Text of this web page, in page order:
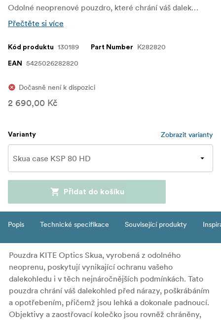
Odolné neoprenové pouzdro, které chrání váš dalekohled.
Přečtěte si více
Kód produktu 130189 Part Number K282820
EAN 5425026282820
Dočasně není k dispozici
2 690,00 Kč
Varianty Zobrazit varianty
Přidat do košíku
Popis Technické specifikace Související produkty
Pouzdra KITE Optics Skua, vyrobená z odolného
neoprenu, poskytují vynikající ochranu vašeho
dalekohledu i v těch nejnáročnějších podmínkách. Tato
pouzdra chrání váš dalekohled před nárazy, poškrábáním
a opotřebením, přičemž jsou lehká a dokonale padnoucí.
Objektivy a zaostřovací kolečko jsou rovněž chráněny,